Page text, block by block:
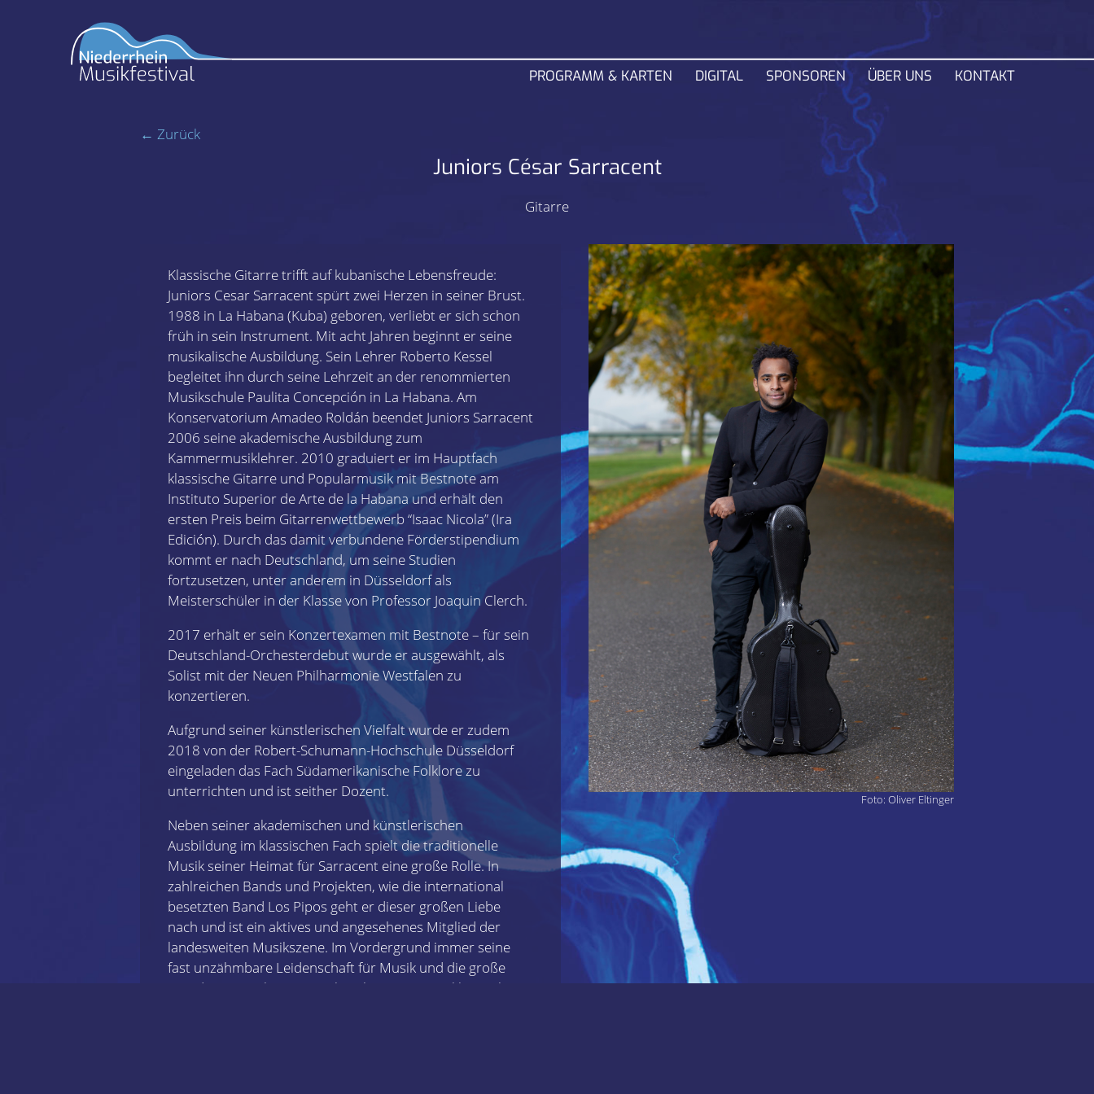
PROGRAMM & KARTEN DIGITAL SPONSOREN ÜBER UNS KONTAKT
← Zurück
Juniors César Sarracent
Gitarre
Klassische Gitarre trifft auf kubanische Lebensfreude:
Juniors Cesar Sarracent spürt zwei Herzen in seiner Brust.
1988 in La Habana (Kuba) geboren, verliebt er sich schon
früh in sein Instrument. Mit acht Jahren beginnt er seine
musikalische Ausbildung. Sein Lehrer Roberto Kessel
begleitet ihn durch seine Lehrzeit an der renommierten
Musikschule Paulita Concepción in La Habana. Am
Konservatorium Amadeo Roldán beendet Juniors Sarracent
2006 seine akademische Ausbildung zum
Kammermusiklehrer. 2010 graduiert er im Hauptfach
klassische Gitarre und Popularmusik mit Bestnote am
Instituto Superior de Arte de la Habana und erhält den
ersten Preis beim Gitarrenwettbewerb “Isaac Nicola” (Ira
Edición). Durch das damit verbundene Förderstipendium
kommt er nach Deutschland, um seine Studien
fortzusetzen, unter anderem in Düsseldorf als
Meisterschüler in der Klasse von Professor Joaquin Clerch.
2017 erhält er sein Konzertexamen mit Bestnote – für sein
Deutschland-Orchesterdebut wurde er ausgewählt, als
Solist mit der Neuen Philharmonie Westfalen zu
konzertieren.
Aufgrund seiner künstlerischen Vielfalt wurde er zudem
2018 von der Robert-Schumann-Hochschule Düsseldorf
eingeladen das Fach Südamerikanische Folklore zu
unterrichten und ist seither Dozent.
Neben seiner akademischen und künstlerischen
Ausbildung im klassischen Fach spielt die traditionelle
Musik seiner Heimat für Sarracent eine große Rolle. In
zahlreichen Bands und Projekten, wie die international
besetzten Band Los Pipos geht er dieser großen Liebe
nach und ist ein aktives und angesehenes Mitglied der
landesweiten Musikszene. Im Vordergrund immer seine
fast unzähmbare Leidenschaft für Musik und die große
Freude am Spielen. Sei es als Solo-Gitarrist im klassischen
Foto: Oliver Eltinger